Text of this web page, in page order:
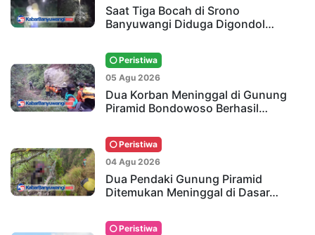
Saat Tiga Bocah di Srono
Banyuwangi Diduga Digondol…
Peristiwa
05 Agu 2026
Dua Korban Meninggal di Gunung
Piramid Bondowoso Berhasil…
Peristiwa
04 Agu 2026
Dua Pendaki Gunung Piramid
Ditemukan Meninggal di Dasar…
Peristiwa